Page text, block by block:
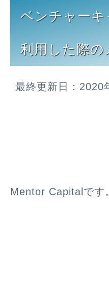
ベンチャー
利用した際
最終更新日：2020
Mentor Capitalです